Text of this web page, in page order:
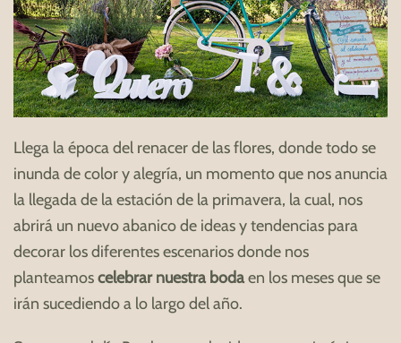
Llega la época del renacer de las flores, donde todo se
inunda de color y alegría, un momento que nos anuncia
la llegada de la estación de la primavera, la cual, nos
abrirá un nuevo abanico de ideas y tendencias para
decorar los diferentes escenarios donde nos
planteamoscelebrar nuestra bodaen los meses que se
irán sucediendo a lo largo del año.